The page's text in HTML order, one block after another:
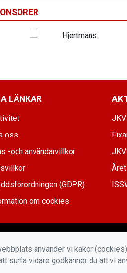
LÄNKAR
oss
-och användarvillkor
(GDPR)
om cookies
använder vi kakor
surfa vidare godkänner du att vi